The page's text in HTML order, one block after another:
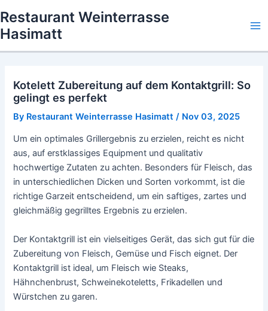
to
content
Restaurant Weinterrasse
Hasimatt
Kotelett Zubereitung auf dem Kontaktgrill: So
gelingt es perfekt
By Restaurant Weinterrasse Hasimatt / Nov 03, 2025
Um ein optimales Grillergebnis zu erzielen, reicht es nicht
aus, auf erstklassiges Equipment und qualitativ
hochwertige Zutaten zu achten. Besonders für Fleisch, das
in unterschiedlichen Dicken und Sorten vorkommt, ist die
richtige Garzeit entscheidend, um ein saftiges, zartes und
gleichmäßig gegrilltes Ergebnis zu erzielen.
Der Kontaktgrill ist ein vielseitiges Gerät, das sich gut für die
Zubereitung von Fleisch, Gemüse und Fisch eignet. Der
Kontaktgrill ist ideal, um Fleisch wie Steaks,
Hähnchenbrust, Schweinekoteletts, Frikadellen und
Würstchen zu garen.